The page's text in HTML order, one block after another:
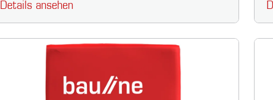
Details ansehen